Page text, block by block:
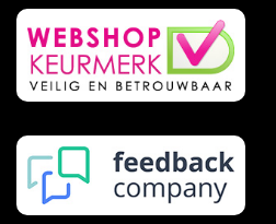
op
de
productpagina